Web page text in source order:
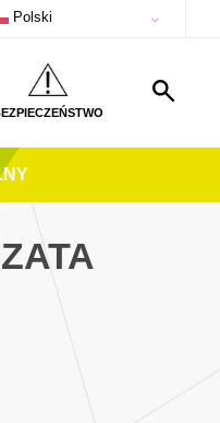
Polski